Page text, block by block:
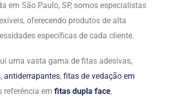
em São Paulo, SP, somos especialistas
oferecendo produtos de alta
específicas de cada cliente.
uma vasta gama de fitas adesivas,
, antiderrapantes, fitas de vedação em
referência em fitas dupla face,